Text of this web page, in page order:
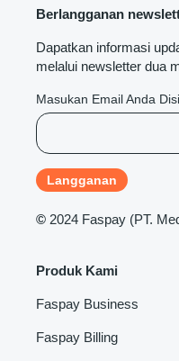
Berlangganan
Dapatkan informasi
melalui newsletter dua
Masukan Email Anda
© 2024 Faspay (PT.
Produk Kami
Faspay Business
Faspay Billing